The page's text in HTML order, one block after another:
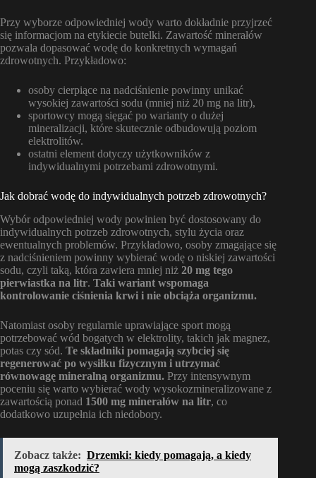
Przy wyborze odpowiedniej wody warto dokładnie przyjrzeć
się informacjom na etykiecie butelki. Zawartość minerałów
pozwala dopasować wodę do konkretnych wymagań
zdrowotnych. Przykładowo:
osoby cierpiące na nadciśnienie powinny unikać
wysokiej zawartości sodu (mniej niż 20 mg na litr),
sportowcy mogą sięgać po warianty o dużej
mineralizacji, które skutecznie odbudowują poziom
elektrolitów.
ostatni element dotyczy użytkowników z
indywidualnymi potrzebami zdrowotnymi.
Jak dobrać wodę do indywidualnych potrzeb zdrowotnych?
Wybór odpowiedniej wody powinien być dostosowany do
indywidualnych potrzeb zdrowotnych, stylu życia oraz
ewentualnych problemów. Przykładowo, osoby zmagające się
z nadciśnieniem powinny wybierać wodę o niskiej zawartości
sodu, czyli taką, która zawiera mniej niż 20 mg tego
pierwiastka na litr. Taki wariant wspomaga
kontrolowanie ciśnienia krwi i nie obciąża organizmu.
Natomiast osoby regularnie uprawiające sport mogą
potrzebować wód bogatych w elektrolity, takich jak magnez,
potas czy sód. Te składniki pomagają szybciej się
regenerować po wysiłku fizycznym i utrzymać
równowagę mineralną organizmu. Przy intensywnym
poceniu się warto wybierać wody wysokozmineralizowane z
zawartością ponad 1500 mg minerałów na litr, co
dodatkowo uzupełnia ich niedobory.
Zobacz także: Drzemki: kiedy pomagają, a kiedy
mogą zaszkodzić?